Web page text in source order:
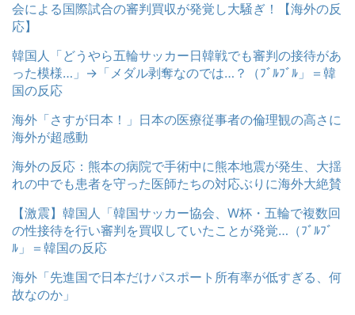
会による国際試合の審判買収が発覚し大騒ぎ！【海外の反
応】
韓国人「どうやら五輪サッカー日韓戦でも審判の接待があ
った模様…」→「メダル剥奪なのでは…？（ﾌﾞﾙﾌﾞﾙ」＝韓
国の反応
海外「さすが日本！」日本の医療従事者の倫理観の高さに
海外が超感動
海外の反応：熊本の病院で手術中に熊本地震が発生、大揺
れの中でも患者を守った医師たちの対応ぶりに海外大絶賛
【激震】韓国人「韓国サッカー協会、W杯・五輪で複数回
の性接待を行い審判を買収していたことが発覚…（ﾌﾞﾙﾌﾞ
ﾙ」＝韓国の反応
海外「先進国で日本だけパスポート所有率が低すぎる、何
故なのか」